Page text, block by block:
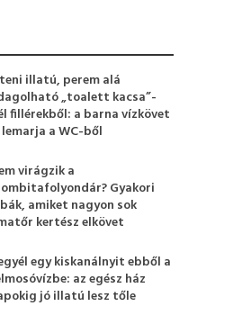
illatú, perem alá
„toalett kacsa”-
fillérekből: a barna vízkövet
a WC-ből
virágzik a
Gyakori
amiket nagyon sok
kertész elkövet
egy kiskanálnyit ebből a
az egész ház
jó illatú lesz tőle